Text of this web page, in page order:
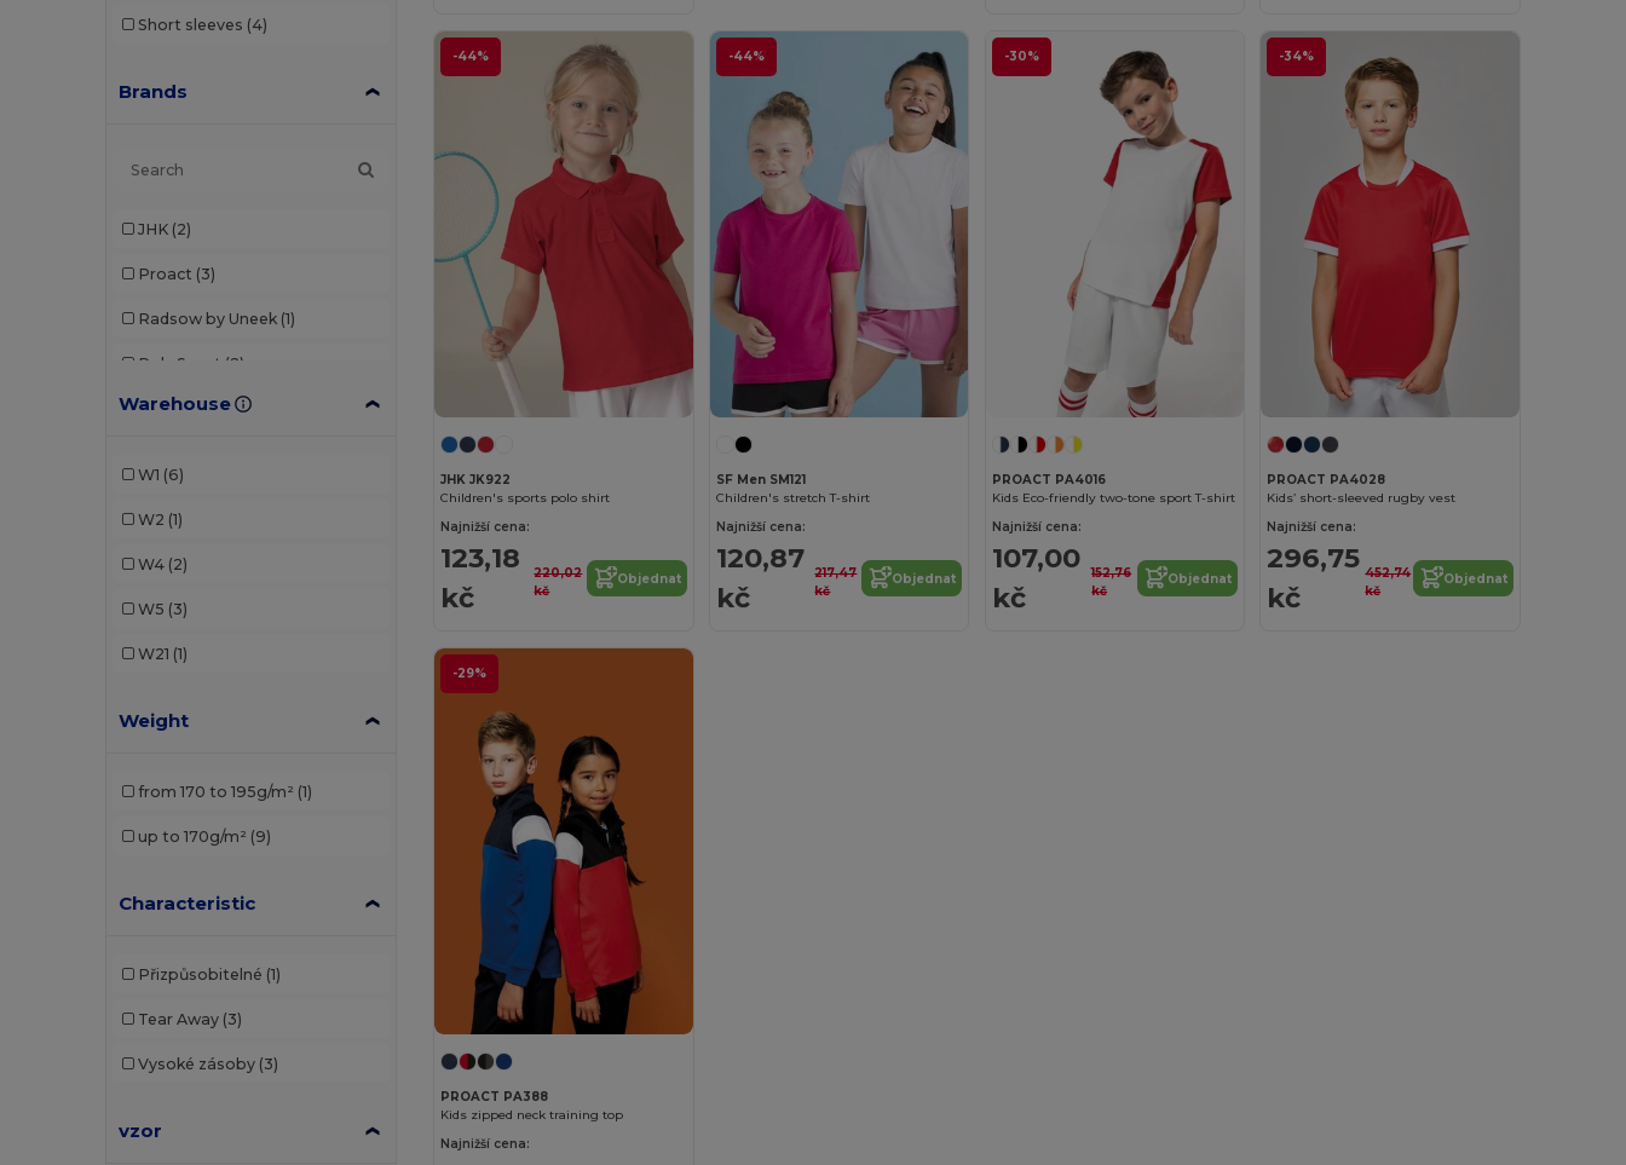
Short sleeves (4)
Brands
JHK (2)
Proact (3)
Radsow by Uneek (1)
Roly Sport (2)
SF Men (1)
Warehouse
W1 (6)
W2 (1)
W4 (2)
W5 (3)
W21 (1)
Weight
from 170 to 195g/m² (1)
up to 170g/m² (9)
Characteristic
Přizpůsobitelné (1)
Tear Away (3)
Vysoké zásoby (3)
vzor
-44%
JHK JK922
Children's sports polo shirt
Najnižší cena:
123,18
kč
220,02
kč
Objednat
-44%
SF Men SM121
Children's stretch T-shirt
Najnižší cena:
120,87
kč
217,47
kč
Objednat
-30%
PROACT PA4016
Kids Eco-friendly two-tone sport T-shirt
Najnižší cena:
107,00
kč
152,76
kč
Objednat
-34%
PROACT PA4028
Kids’ short-sleeved rugby vest
Najnižší cena:
296,75
kč
452,74
kč
Objednat
-29%
PROACT PA388
Kids zipped neck training top
Najnižší cena: